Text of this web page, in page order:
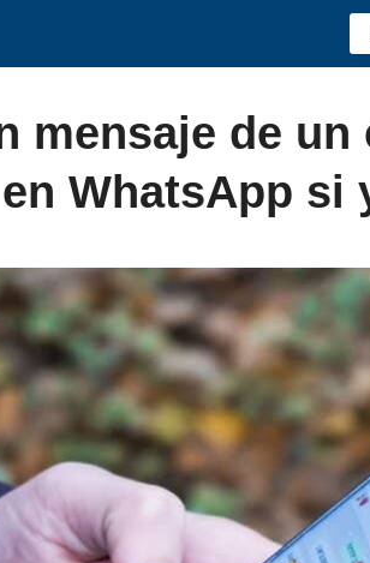
mensaje de
WhatsApp si